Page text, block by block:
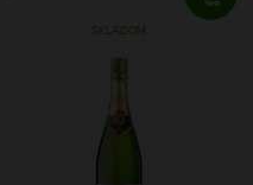
SKLADOM